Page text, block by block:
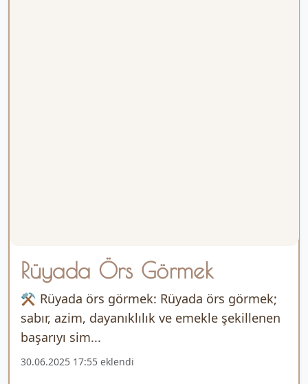
Rüyada Örs Görmek
⚒ Rüyada örs görmek: Rüyada örs görmek;
sabır, azim, dayanıklılık ve emekle şekillenen
başarıyı sim...
30.06.2025 17:55 eklendi